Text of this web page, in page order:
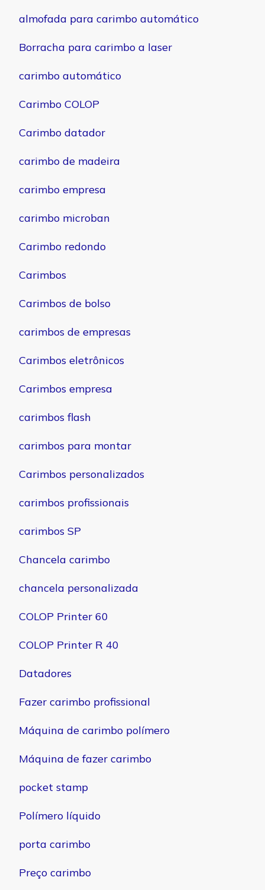
almofada para carimbo automático
Borracha para carimbo a laser
carimbo automático
Carimbo COLOP
Carimbo datador
carimbo de madeira
carimbo empresa
carimbo microban
Carimbo redondo
Carimbos
Carimbos de bolso
carimbos de empresas
Carimbos eletrônicos
Carimbos empresa
carimbos flash
carimbos para montar
Carimbos personalizados
carimbos profissionais
carimbos SP
Chancela carimbo
chancela personalizada
COLOP Printer 60
COLOP Printer R 40
Datadores
Fazer carimbo profissional
Máquina de carimbo polímero
Máquina de fazer carimbo
pocket stamp
Polímero líquido
porta carimbo
Preço carimbo